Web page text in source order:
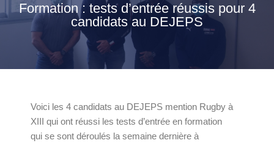
Formation : tests d’entrée réussis pour 4
candidats au DEJEPS
Voici les 4 candidats au DEJEPS mention Rugby à
XIII qui ont réussi les tests d’entrée en formation
qui se sont déroulés la semaine dernière à